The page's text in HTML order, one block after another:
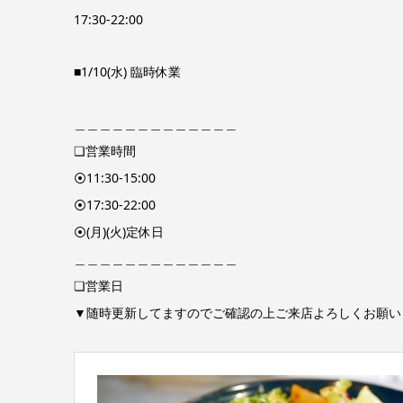
17:30-22:00
■1/10(水) 臨時休業
❏営業時間
⦿11:30-15:00
⦿17:30-22:00
⦿(月)(火)定休日
❏営業日
▼随時更新してますのでご確認の上ご来店よろしくお願